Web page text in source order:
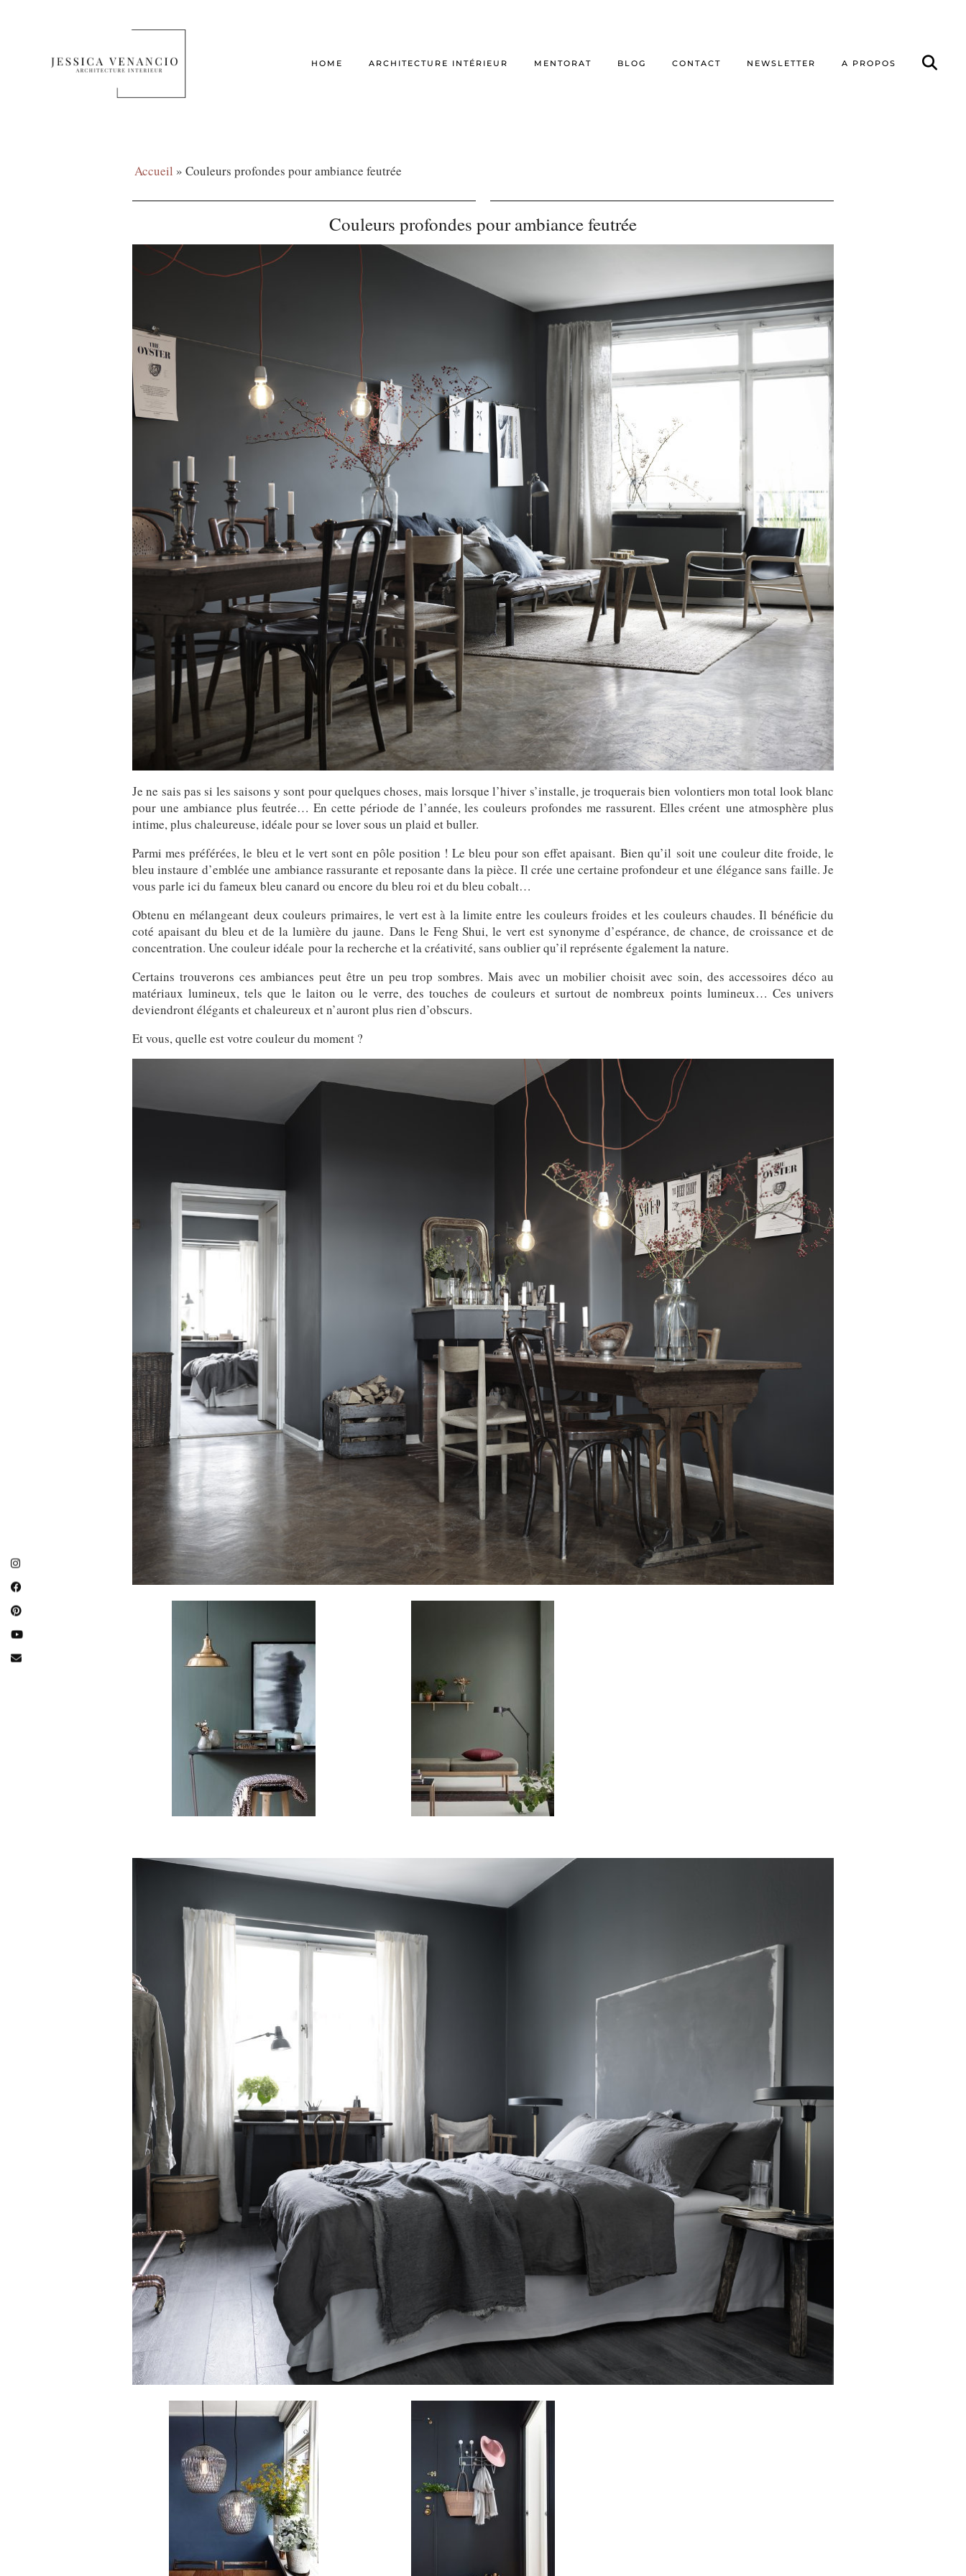
HOME ARCHITECTURE INTÉRIEUR MENTORAT BLOG CONTACT NEWSLETTER A PROPOS
Accueil » Couleurs profondes pour ambiance feutrée
Couleurs profondes pour ambiance feutrée
Je ne sais pas si les saisons y sont pour quelques choses, mais lorsque l’hiver s’installe, je troquerais bien volontiers mon total look blanc
pour une ambiance plus feutrée… En cette période de l’année, les couleurs profondes me rassurent. Elles créent une atmosphère plus
intime, plus chaleureuse, idéale pour se lover sous un plaid et buller.
Parmi mes préférées, le bleu et le vert sont en pôle position ! Le bleu pour son effet apaisant. Bien qu’il soit une couleur dite froide, le
bleu instaure d’emblée une ambiance rassurante et reposante dans la pièce. Il crée une certaine profondeur et une élégance sans faille. Je
vous parle ici du fameux bleu canard ou encore du bleu roi et du bleu cobalt…
Obtenu en mélangeant deux couleurs primaires, le vert est à la limite entre les couleurs froides et les couleurs chaudes. Il bénéficie du
coté apaisant du bleu et de la lumière du jaune. Dans le Feng Shui, le vert est synonyme d’espérance, de chance, de croissance et de
concentration. Une couleur idéale pour la recherche et la créativité, sans oublier qu’il représente également la nature.
Certains trouverons ces ambiances peut être un peu trop sombres. Mais avec un mobilier choisit avec soin, des accessoires déco au
matériaux lumineux, tels que le laiton ou le verre, des touches de couleurs et surtout de nombreux points lumineux… Ces univers
deviendront élégants et chaleureux et n’auront plus rien d’obscurs.
Et vous, quelle est votre couleur du moment ?